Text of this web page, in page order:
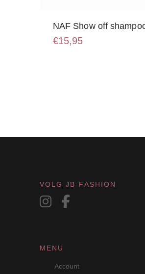
NAF Show off
€15,95
VOLG JB-FASHION
MENU
Account